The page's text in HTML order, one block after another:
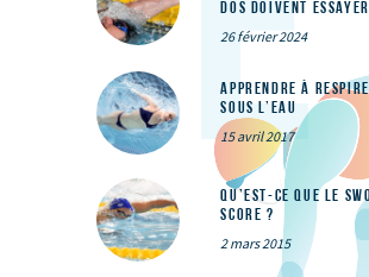
dos doivent essayer
26 février 2024
Apprendre à
sous l’eau
15 avril 2017
Qu’est-ce que le
SCORE ?
2 mars 2015